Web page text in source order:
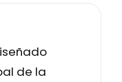
de la